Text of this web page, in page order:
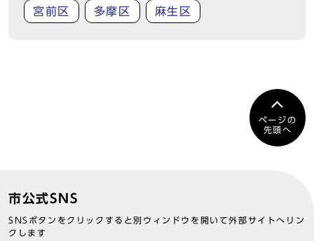
宮前区 多摩区 麻生区
ページの
先頭へ
市公式SNS
SNSボタンをクリックすると別ウィンドウを開いて外部サイトへリン
クします